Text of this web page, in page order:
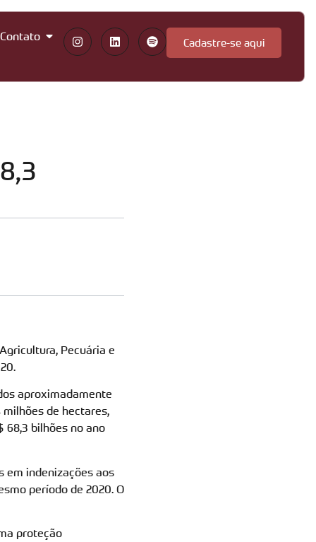
Contato Cadastre-se aqui
Pecuária e
aproximadamente
milhões de hectares,
68,3 bilhões no ano
em indenizações aos
período de 2020. O
proteção